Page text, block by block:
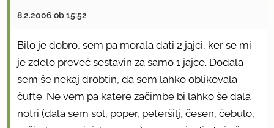
8.2.2006 ob 15:52
Bilo je dobro, sem pa morala dati 2 jajci, ker se mi
je zdelo preveč sestavin za samo 1 jajce. Dodala
sem še nekaj drobtin, da sem lahko oblikovala
čufte. Ne vem pa katere začimbe bi lahko še dala
notri (dala sem sol, poper, peteršilj, česen, čebulo,